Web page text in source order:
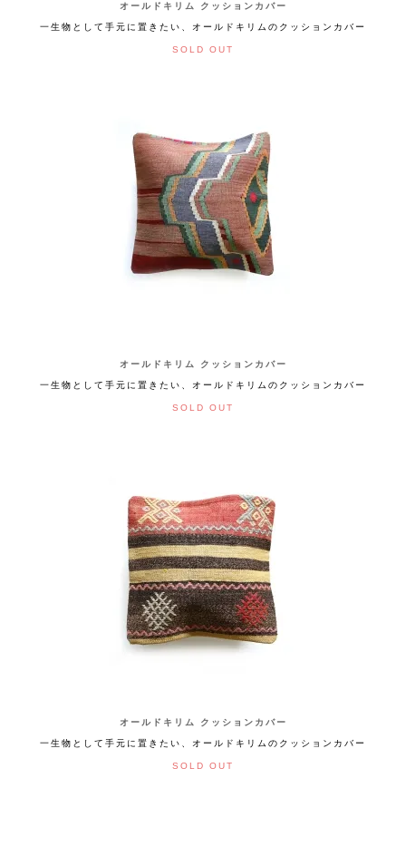
オールドキリム クッションカバー
一生物として手元に置きたい、オールドキリムのクッションカバー
SOLD OUT
オールドキリム クッションカバー
一生物として手元に置きたい、オールドキリムのクッションカバー
SOLD OUT
オールドキリム クッションカバー
一生物として手元に置きたい、オールドキリムのクッションカバー
SOLD OUT